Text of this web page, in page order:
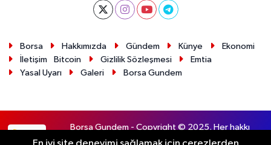
Borsa Hakkımızda Gündem Künye
Ekonomi
İletişim
Bitcoin Gizlilik Sözleşmesi
Emtia
Yasal Uyarı
Galeri Borsa Gundem
Borsa Gundem - Copyright © 2025. Her hakkı
saklıdır.